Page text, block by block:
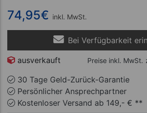
74,95€ inkl. MwSt.
Bei Verfügbarkeit
ausverkauft Preise inkl. MwSt.
30 Tage Geld-Zurück-Garantie
Persönlicher Ansprechpartner
Kostenloser Versand ab 149,- € **